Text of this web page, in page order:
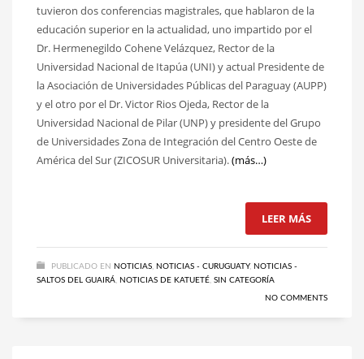
tuvieron dos conferencias magistrales, que hablaron de la
educación superior en la actualidad, uno impartido por el
Dr. Hermenegildo Cohene Velázquez, Rector de la
Universidad Nacional de Itapúa (UNI) y actual Presidente de
la Asociación de Universidades Públicas del Paraguay (AUPP)
y el otro por el Dr. Victor Rios Ojeda, Rector de la
Universidad Nacional de Pilar (UNP) y presidente del Grupo
de Universidades Zona de Integración del Centro Oeste de
América del Sur (ZICOSUR Universitaria).(más…)
LEER MÁS
PUBLICADO EN NOTICIAS NOTICIAS - CURUGUATY, NOTICIAS -
SALTOS DEL GUAIRÁ NOTICIAS DE KATUETÉ SIN CATEGORÍA
NO COMMENTS